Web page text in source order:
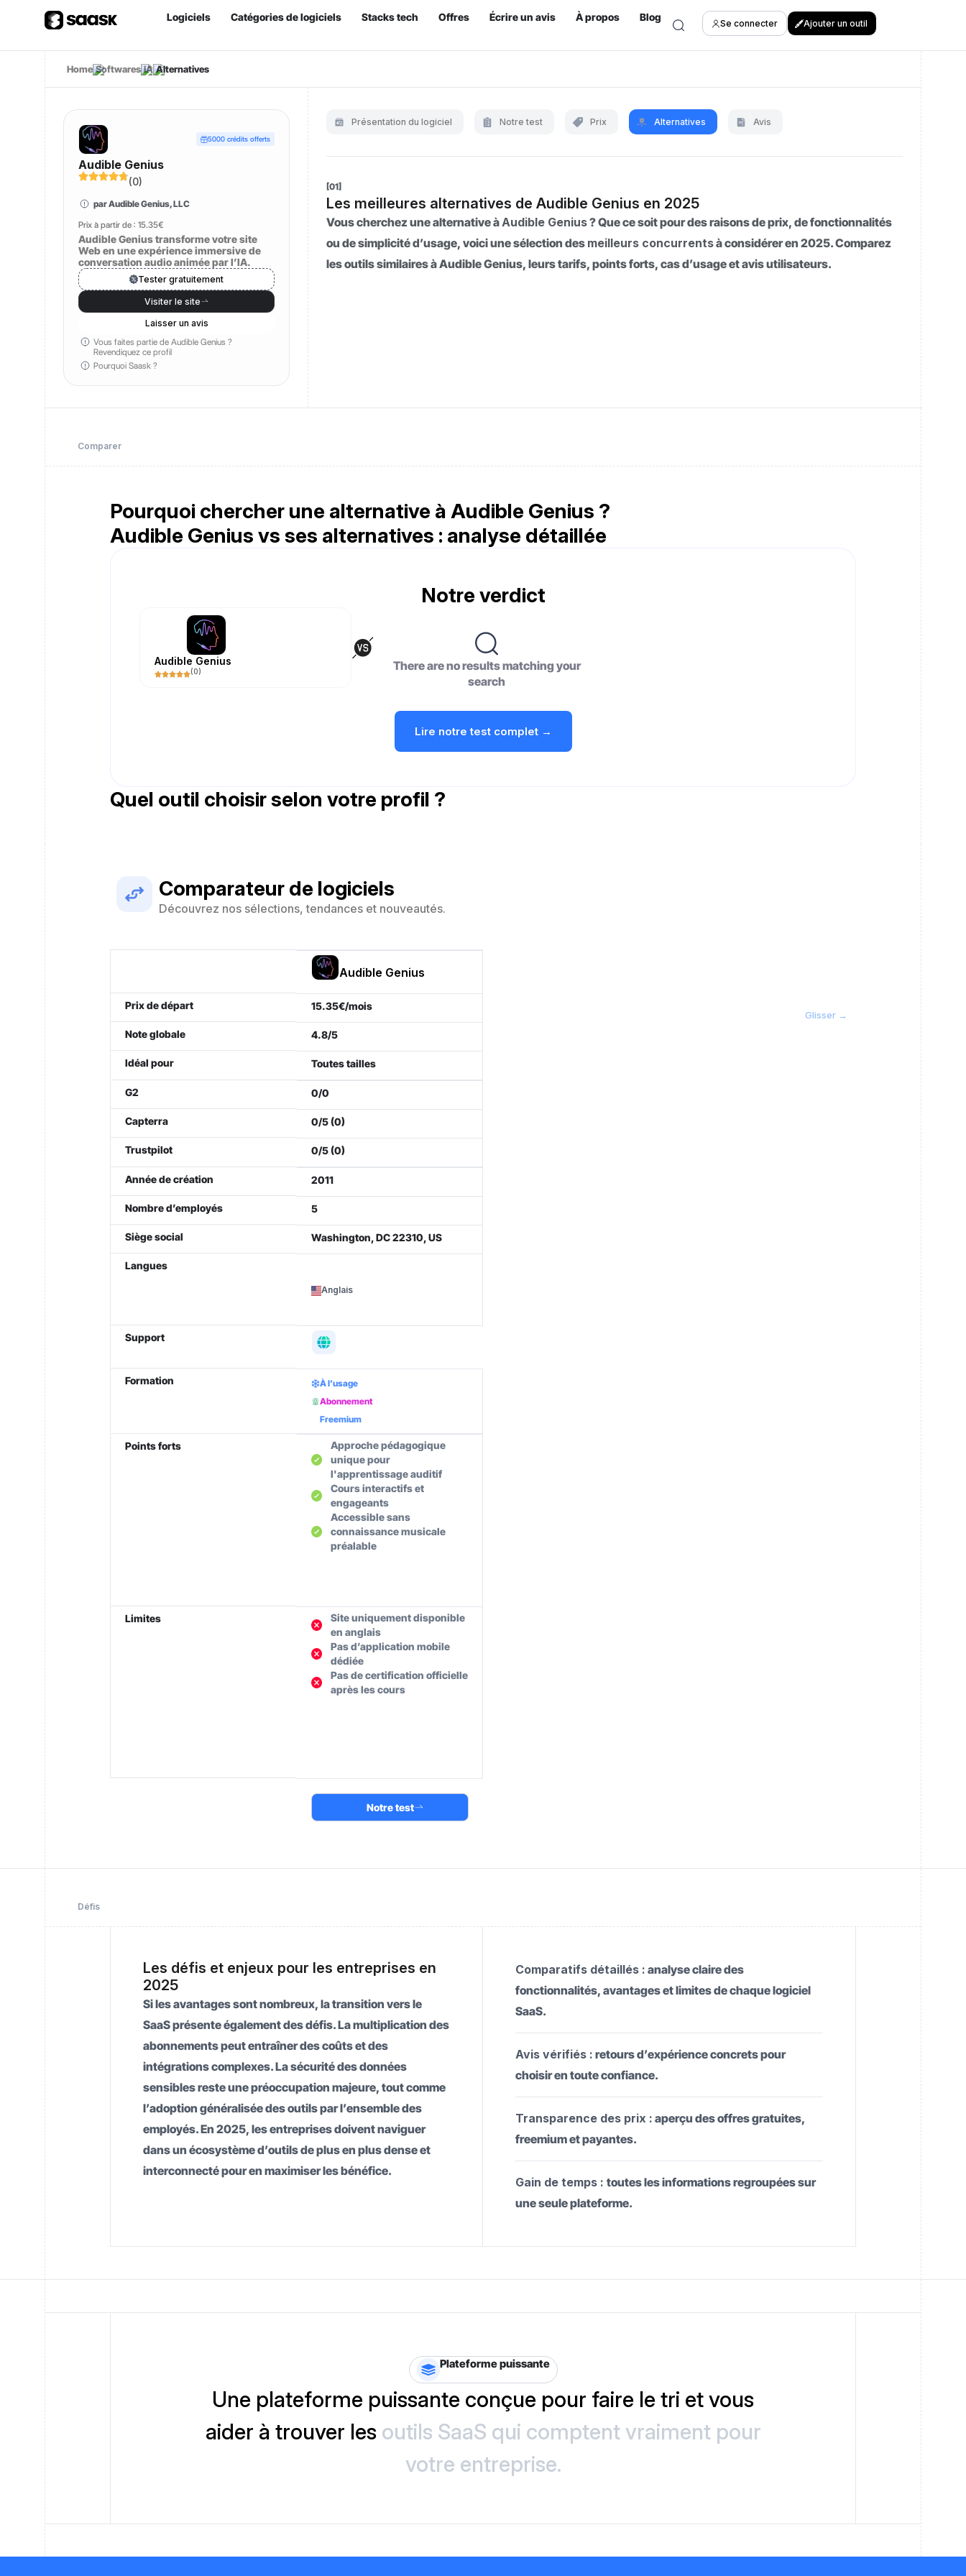
Logiciels Catégories de logiciels Stacks tech Offres Écrire un avis À propos Blog
Se connecter Ajouter un outil
Home Softwares IA Alternatives
5000 crédits offerts
Audible Genius
(0)
par Audible Genius, LLC
Prix à partir de : 15.35€
Audible Genius transforme votre site
Web en une expérience immersive de
conversation audio animée par l’IA.
Tester gratuitement
Visiter le site
Laisser un avis
Vous faites partie de Audible Genius ?
Revendiquez ce profil
Pourquoi Saask ?
Présentation du logiciel Notre test Prix Alternatives Avis
[01]
Les meilleures alternatives de Audible Genius en 2025
Vous cherchez une alternative àAudible Genius? Que ce soit pour des raisons de prix, de fonctionnalités
ou de simplicité d’usage, voici une sélection des meilleurs concurrentsà considérer en 2025. Comparez
les outils similaires à Audible Genius, leurs tarifs, points forts, cas d’usage et avis utilisateurs.
Comparer
Pourquoi chercher une alternative à Audible Genius ?
Audible Genius vs ses alternatives : analyse détaillée
Notre verdict
Audible Genius
(0)
There are no results matching your
search
Lire notre test complet →
Quel outil choisir selon votre profil ?
Comparateur de logiciels
Découvrez nos sélections, tendances et nouveautés.
Prix de départ
Note globale
Idéal pour
Audible Genius
15.35€/mois
4.8/5
Toutes tailles
G2
Capterra
Trustpilot
0/0
0/5 (0)
0/5 (0)
Année de création
Nombre d’employés
Siège social
Langues
Support
Formation
2011
5
Washington, DC 22310, US
Anglais
À l’usage
Abonnement
Freemium
Points forts
Limites
Approche pédagogique
unique pour
l'apprentissage auditif
Cours interactifs et
engageants
Accessible sans
connaissance musicale
préalable
Site uniquement disponible
en anglais
Pas d’application mobile
dédiée
Pas de certification officielle
après les cours
Notre test
Défis
Les défis et enjeux pour les entreprises en
2025
Si les avantages sont nombreux, la transition vers le
SaaS présente également des défis. La multiplication des
abonnements peut entraîner des coûts et des
intégrations complexes. La sécurité des données
sensibles reste une préoccupation majeure, tout comme
l’adoption généralisée des outils par l’ensemble des
employés. En 2025, les entreprises doivent naviguer
dans un écosystème d’outils de plus en plus dense et
interconnecté pour en maximiser les bénéfice.
Comparatifs détaillés : analyse claire des
fonctionnalités, avantages et limites de chaque logiciel
SaaS.
Avis vérifiés : retours d’expérience concrets pour
choisir en toute confiance.
Transparence des prix : aperçu des offres gratuites,
freemium et payantes.
Gain de temps :toutes les informations regroupées sur
une seule plateforme.
Plateforme puissante
Une plateforme puissante conçue pour faire le tri et vous
aider à trouver les outils SaaS qui comptent vraiment pour
votre entreprise.